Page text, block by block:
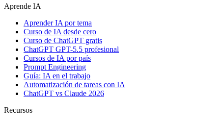
Aprende IA
Aprender IA por tema
Curso de IA desde cero
Curso de ChatGPT gratis
ChatGPT GPT-5.5 profesional
Cursos de IA por país
Prompt Engineering
Guía: IA en el trabajo
Automatización de tareas con IA
ChatGPT vs Claude 2026
Recursos